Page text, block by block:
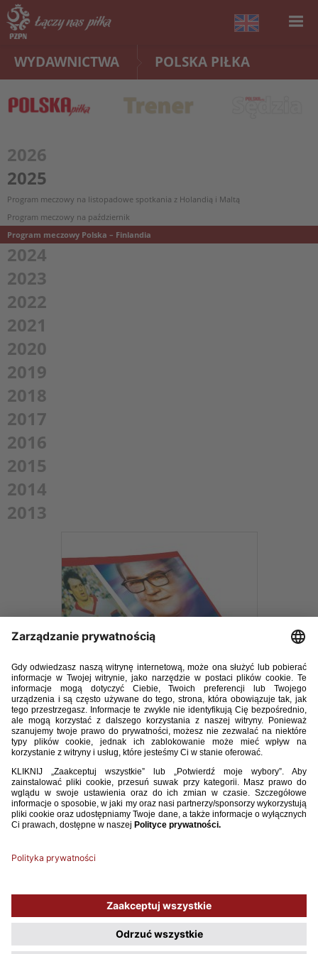
WYDAWNICTWA POLSKA PIŁKA
2026
2025
Program meczowy na listopadowe spotkania z Holandią i Maltą
Program meczowy na październik
Program meczowy Polska – Finlandia
2024
2023
2022
2021
2020
2019
2018
2017
2016
2015
2014
2013
07.09.2025.pdf
Używamy plików cookies, aby ułatwić Ci korzystanie z naszego serwisu
oraz do celów statystycznych. Jeśli nie blokujesz tych plików, to zgadzasz
się na ich użycie oraz zapisanie w pamięci urządzenia. Pamiętaj, że